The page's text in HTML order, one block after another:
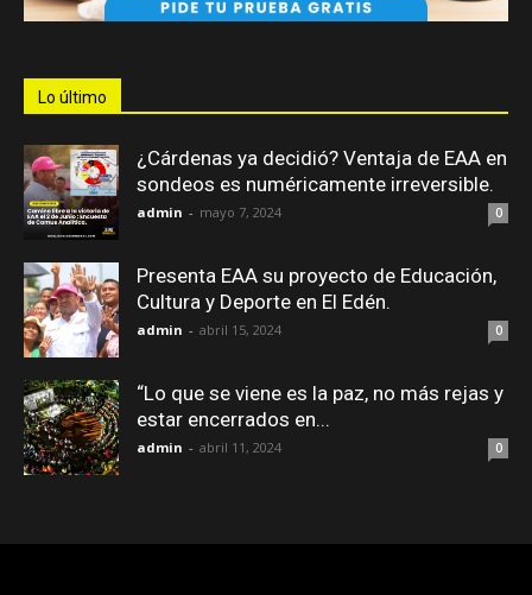
Lo último
¿Cárdenas ya decidió? Ventaja de EAA en
sondeos es numéricamente irreversible.
admin - mayo 7, 2024 0
Presenta EAA su proyecto de Educación,
Cultura y Deporte en El Edén.
admin - abril 15, 2024 0
“Lo que se viene es la paz, no más rejas y
estar encerrados en...
admin - abril 11, 2024 0